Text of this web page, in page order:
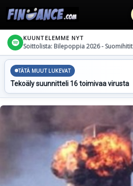
KUUNTELEMME NYT
Soittolista: Bilepoppia 2026 - Suomihitit
TÄTÄ MUUT LUKEVAT
Tekoäly suunnitteli 16 toimivaa virusta